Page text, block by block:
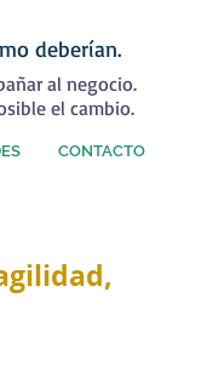
deberían.
al negocio.
el cambio.
CONTACTO